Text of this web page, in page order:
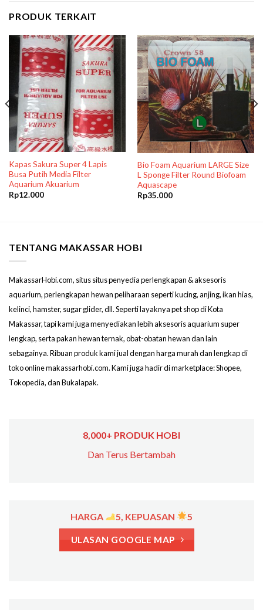
PRODUK TERKAIT
Kapas Sakura Super 4 Lapis
Busa Putih Media Filter
Aquarium Akuarium
Rp12.000
Bio Foam Aquarium LARGE Size
L Sponge Filter Round Biofoam
Aquascape
Rp35.000
TENTANG MAKASSAR HOBI
MakassarHobi.com, situs situs penyedia perlengkapan & aksesoris
aquarium, perlengkapan hewan peliharaan seperti kucing, anjing, ikan hias,
kelinci, hamster, sugar glider, dll. Seperti layaknya pet shop di Kota
Makassar, tapi kami juga menyediakan lebih aksesoris aquarium super
lengkap, serta pakan hewan ternak, obat-obatan hewan dan lain
sebagainya. Ribuan produk kami jual dengan harga murah dan lengkap di
toko online makassarhobi.com. Kami juga hadir di marketplace: Shopee,
Tokopedia, dan Bukalapak.
8,000+ PRODUK HOBI
Dan Terus Bertambah
HARGA 5, KEPUASAN 5
ULASAN GOOGLE MAP